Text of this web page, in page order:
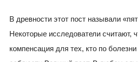
В древности этот пост называли
Некоторые исследователи считают,
компенсация для тех, кто по